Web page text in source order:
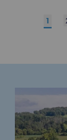
Nos
Nos
1